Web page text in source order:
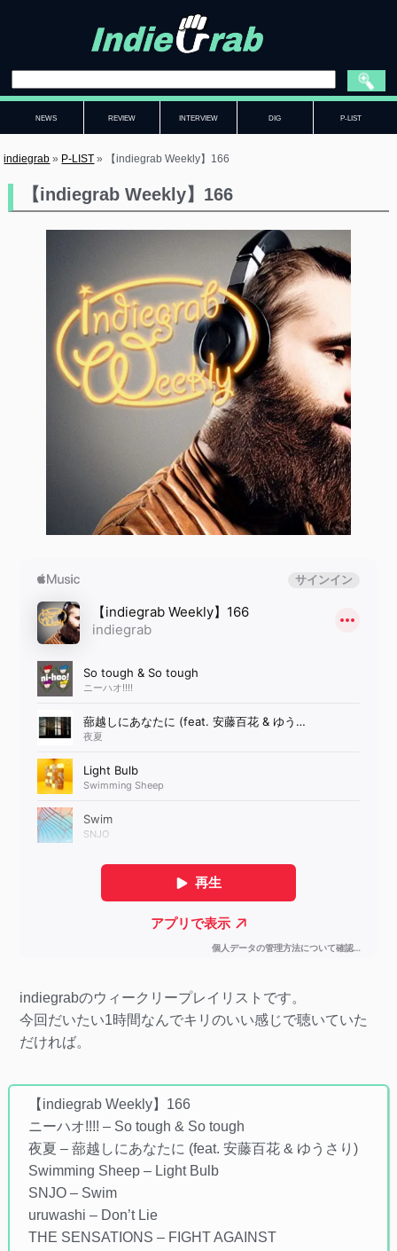
NEWS REVIEW INTERVIEW DIG P-LIST
indiegrab » P-LIST » 【indiegrab Weekly】166
【indiegrab Weekly】166
indiegrabのウィークリープレイリストです。
今回だいたい1時間なんでキリのいい感じで聴いていた
だければ。
【indiegrab Weekly】166
ニーハオ!!!! – So tough & So tough
夜夏 – 蔀越しにあなたに (feat. 安藤百花 & ゆうさり)
Swimming Sheep – Light Bulb
SNJO – Swim
uruwashi – Don’t Lie
THE SENSATIONS – FIGHT AGAINST